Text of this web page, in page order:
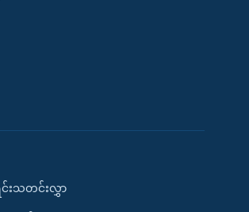
းသတင်းလွှာ